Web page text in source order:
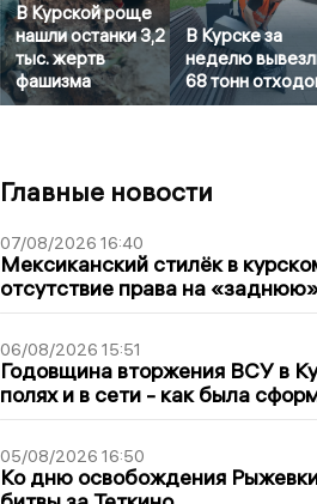
В Курской роще
нашли останки 3,2
тыс. жертв
фашизма
В Курске за
неделю
68 тонн
Главные новости
07/08/2026 16:40
Мексиканский стилёк в
отсутствие права на
06/08/2026 15:51
Годовщина вторжения ВСУ в
полях и в сети - как была
05/08/2026 16:50
Ко дню освобождения